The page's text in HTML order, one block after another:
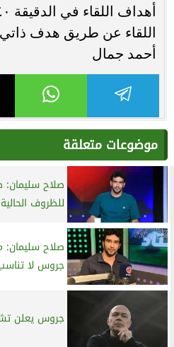
اللقاء عن طريق هدف
أحمد جمال
موضوعات متعلقة
صلاح سليمان:
للظروف
صلاح سليمان:
جروس لا
جروس يعلن